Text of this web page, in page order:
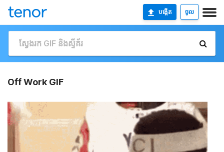
បង្កើត ចូល
Off Work GIF